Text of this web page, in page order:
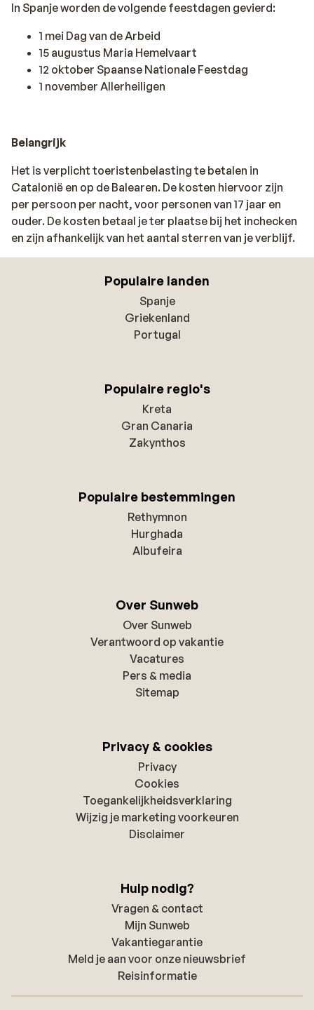
In Spanje worden de volgende feestdagen gevierd:
1 mei Dag van de Arbeid
15 augustus Maria Hemelvaart
12 oktober Spaanse Nationale Feestdag
1 november Allerheiligen
Belangrijk
Het is verplicht toeristenbelasting te betalen in
Catalonië en op de Balearen. De kosten hiervoor zijn
per persoon per nacht, voor personen van 17 jaar en
ouder. De kosten betaal je ter plaatse bij het inchecken
en zijn afhankelijk van het aantal sterren van je verblijf.
Populaire landen
Spanje
Griekenland
Portugal
Populaire regio's
Kreta
Gran Canaria
Zakynthos
Populaire bestemmingen
Rethymnon
Hurghada
Albufeira
Over Sunweb
Over Sunweb
Verantwoord op vakantie
Vacatures
Pers & media
Sitemap
Privacy & cookies
Privacy
Cookies
Toegankelijkheidsverklaring
Wijzig je marketing voorkeuren
Disclaimer
Hulp nodig?
Vragen & contact
Mijn Sunweb
Vakantiegarantie
Meld je aan voor onze nieuwsbrief
Reisinformatie